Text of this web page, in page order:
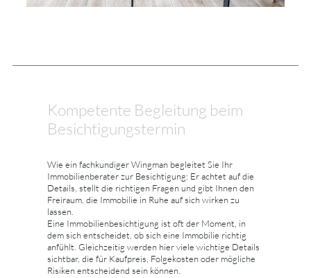
Kompetente Begleitung beim
Besichtigungstermin
Wie ein fachkundiger Wingman begleitet Sie Ihr
Immobilienberater zur Besichtigung: Er achtet auf die
Details, stellt die richtigen Fragen und gibt Ihnen den
Freiraum, die Immobilie in Ruhe auf sich wirken zu
lassen.
Eine Immobilienbesichtigung ist oft der Moment, in
dem sich entscheidet, ob sich eine Immobilie richtig
anfühlt. Gleichzeitig werden hier viele wichtige Details
sichtbar, die für Kaufpreis, Folgekosten oder mögliche
Risiken entscheidend sein können.